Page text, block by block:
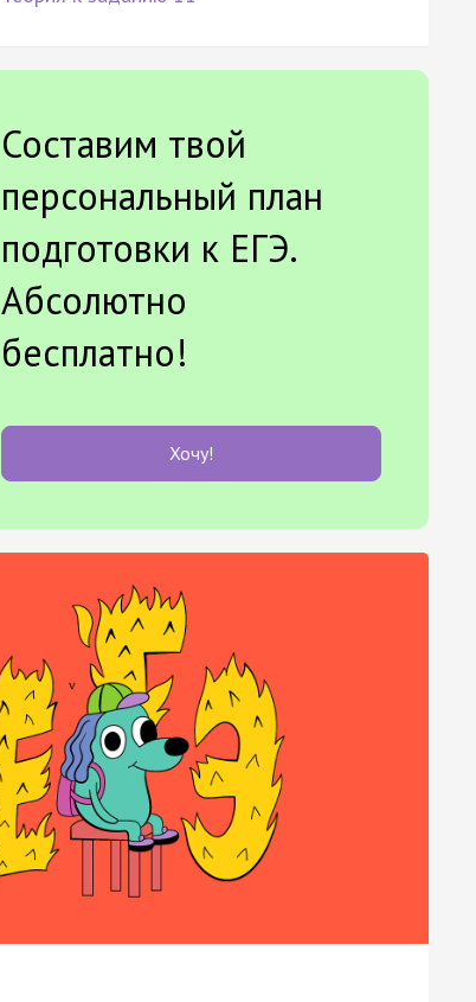
Составим твой
персональный план
подготовки к ЕГЭ.
Абсолютно
бесплатно!
Хочу!